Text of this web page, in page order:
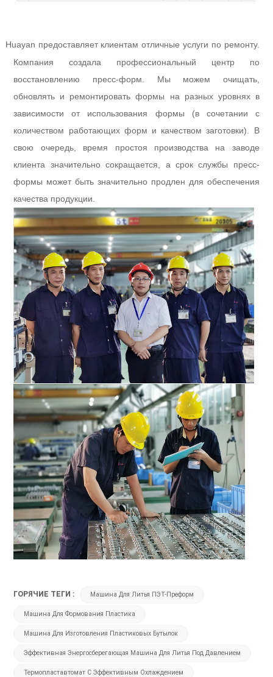
Huayan предоставляет клиентам отличные услуги по ремонту.
Компания создала профессиональный центр по
восстановлению пресс-форм. Мы можем очищать,
обновлять и ремонтировать формы на разных уровнях в
зависимости от использования формы (в сочетании с
количеством работающих форм и качеством заготовки). В
свою очередь, время простоя производства на заводе
клиента значительно сокращается, а срок службы пресс-
формы может быть значительно продлен для обеспечения
качества продукции.
ГОРЯЧИЕ ТЕГИ : Машина Для Литья ПЭТ-Преформ
Машина Для Формования Пластика
Машина Для Изготовления Пластиковых Бутылок
Эффективная Энергосберегающая Машина Для Литья Под Давлением
Термопластавтомат С Эффективным Охлаждением